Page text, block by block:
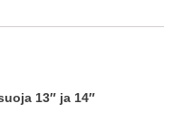
13″ ja 14″